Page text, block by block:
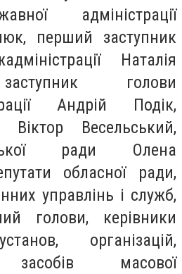
адміністрації
перший заступник
Наталія
голови
Андрій Подік,
Весельський,
ради Олена
обласної ради,
управлінь і служб,
голови, керівники
організацій,
засобів масової